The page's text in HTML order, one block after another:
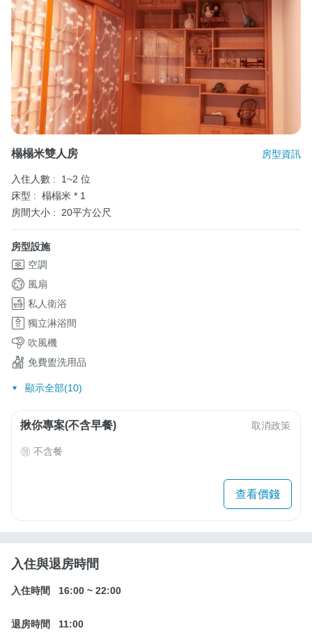
榻榻米雙人房 房型資訊
入住人數 :
1~2 位
床型 : 榻榻米 * 1
房間大小 : 20平方公尺
房型設施
空調
風扇
私人衛浴
獨立淋浴間
吹風機
免費盥洗用品
顯示全部(10)
揪你專案(不含早餐) 取消政策
不含餐
查看價錢
入住與退房時間
入住時間 16:00 ~ 22:00
退房時間 11:00